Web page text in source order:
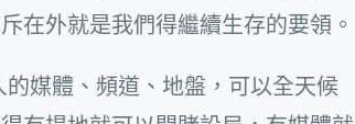
在外就是我們得繼續生存的要領。
媒體、頻道、地盤，可以全天候